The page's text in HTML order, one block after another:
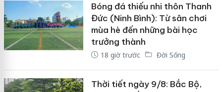
Bóng đá thiếu nhi thôn Thanh
Đức (Ninh Bình): Từ sân chơi
mùa hè đến những bài học
trưởng thành
18 giờ trước Đời Sống
Thời tiết ngày 9/8: Bắc Bộ,